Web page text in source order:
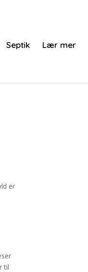
Septik Lær mer
er
til